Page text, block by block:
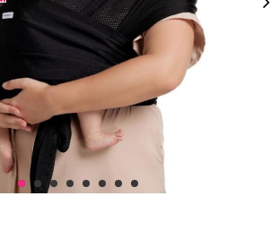
1 2 3 4 5 6 7 8